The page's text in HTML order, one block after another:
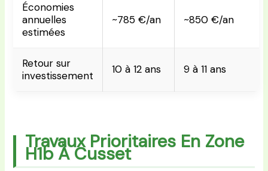
Économies
annuelles
estimées
~785 €/an ~850 €/an
Retour sur
investissement
10 à 12 ans 9 à 11 ans
Travaux Prioritaires En Zone
H1b À Cusset